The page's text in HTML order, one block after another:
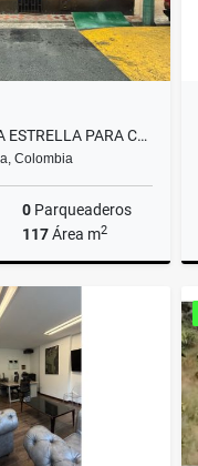
CASA LOTE EN LA ESTRELLA PARA CONSTRUIR O DESARROLLAR
Colombia
0 Parqueaderos
117Área m2